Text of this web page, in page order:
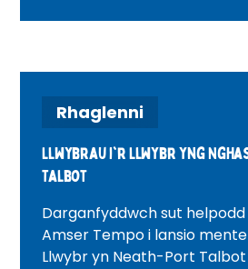
cadarnhaol ar draws
Rhaglenni
Llwybrau i'r Llwybr yng
Talbot
Darganfyddwch sut
Amser Tempo i lansio
Llwybr yn Neath-Port